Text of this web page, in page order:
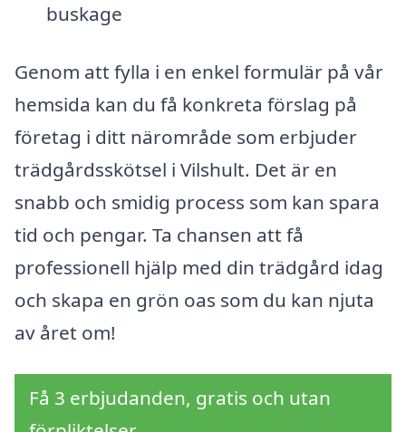
buskage
Genom att fylla i en enkel formulär på vår
hemsida kan du få konkreta förslag på
företag i ditt närområde som erbjuder
trädgårdsskötsel i Vilshult. Det är en
snabb och smidig process som kan spara
tid och pengar. Ta chansen att få
professionell hjälp med din trädgård idag
och skapa en grön oas som du kan njuta
av året om!
Få 3 erbjudanden, gratis och utan